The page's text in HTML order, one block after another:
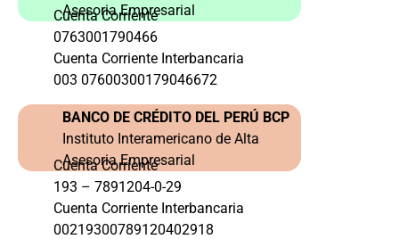
Asesoria Empresarial
Cuenta Corriente
0763001790466
Cuenta Corriente Interbancaria
003 07600300179046672
BANCO DE CRÉDITO DEL PERÚ BCP
Instituto Interamericano de Alta
Asesoria Empresarial
Cuenta Corriente
193 – 7891204-0-29
Cuenta Corriente Interbancaria
00219300789120402918